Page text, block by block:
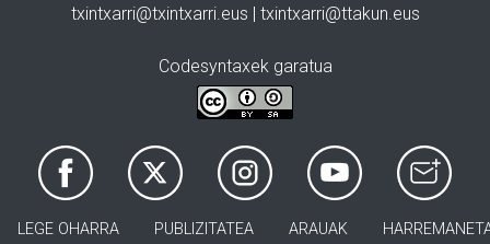
txintxarri@txintxarri.eus | txintxarri@ttakun.eus
Codesyntaxek garatua
LEGE OHARRA PUBLIZITATEA ARAUAK